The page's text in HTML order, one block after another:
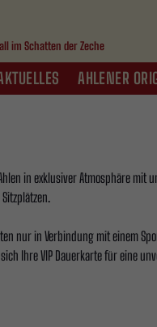
im Schatten der Zeche
AHLENER
in exklusiver Atmosphäre
nur in Verbindung mit einem
Ihre VIP Dauerkarte für eine